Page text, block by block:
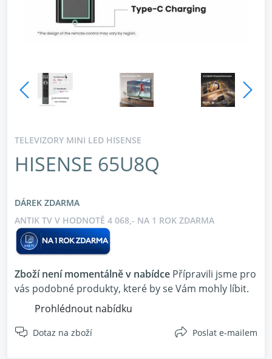
TELEVIZORY MINI LED HISENSE
HISENSE 65U8Q
DÁREK ZDARMA
ANTIK TV V HODNOTĚ 4 068,- NA 1 ROK ZDARMA
Zboží není momentálně v nabídce Přípravili jsme pro
vás podobné produkty, které by se Vám mohly líbit.
Prohlédnout nabídku
Dotaz na zboží Poslat e-mailem